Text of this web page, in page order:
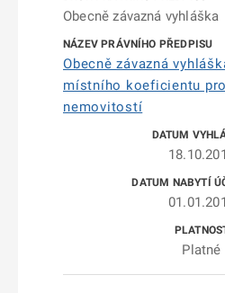
Obecně závazná vyhláška
Obecně závazná
místního koeficientu
nemovitostí
Platné